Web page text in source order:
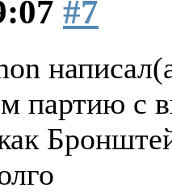
#7
партию с